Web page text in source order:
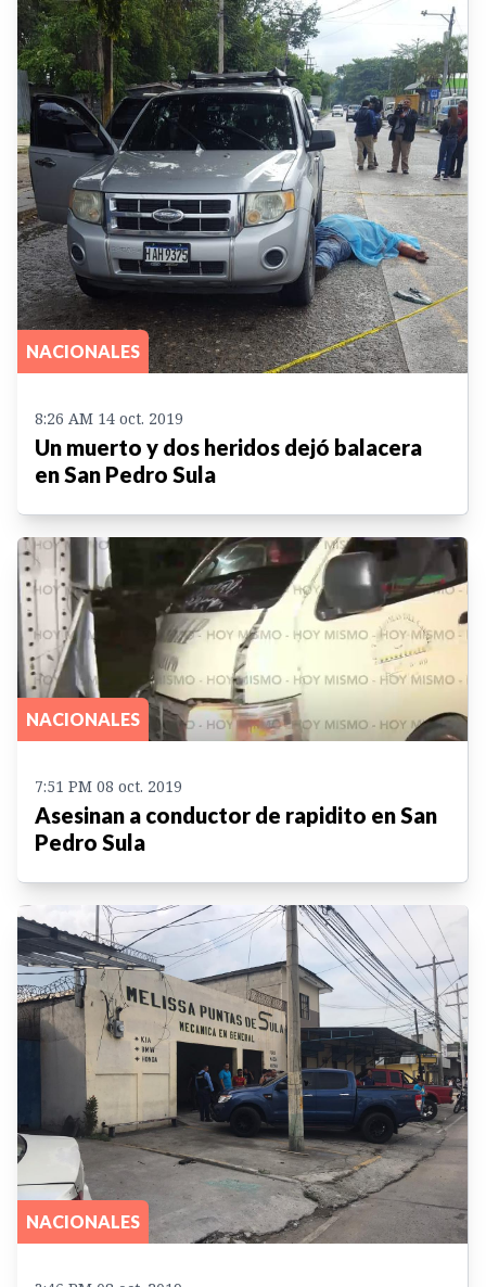
NACIONALES
8:26 AM 14 oct. 2019
Un muerto y dos heridos dejó balacera
en San Pedro Sula
NACIONALES
7:51 PM 08 oct. 2019
Asesinan a conductor de rapidito en San
Pedro Sula
NACIONALES